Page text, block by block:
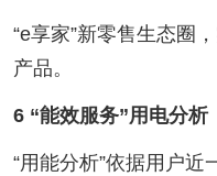
“e享家”新零售生态圈
产品。
6 “能效服务”用电分析
“用能分析”依据用户